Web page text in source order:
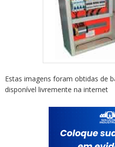
Estas imagens foram obtidas de
disponível livremente na internet